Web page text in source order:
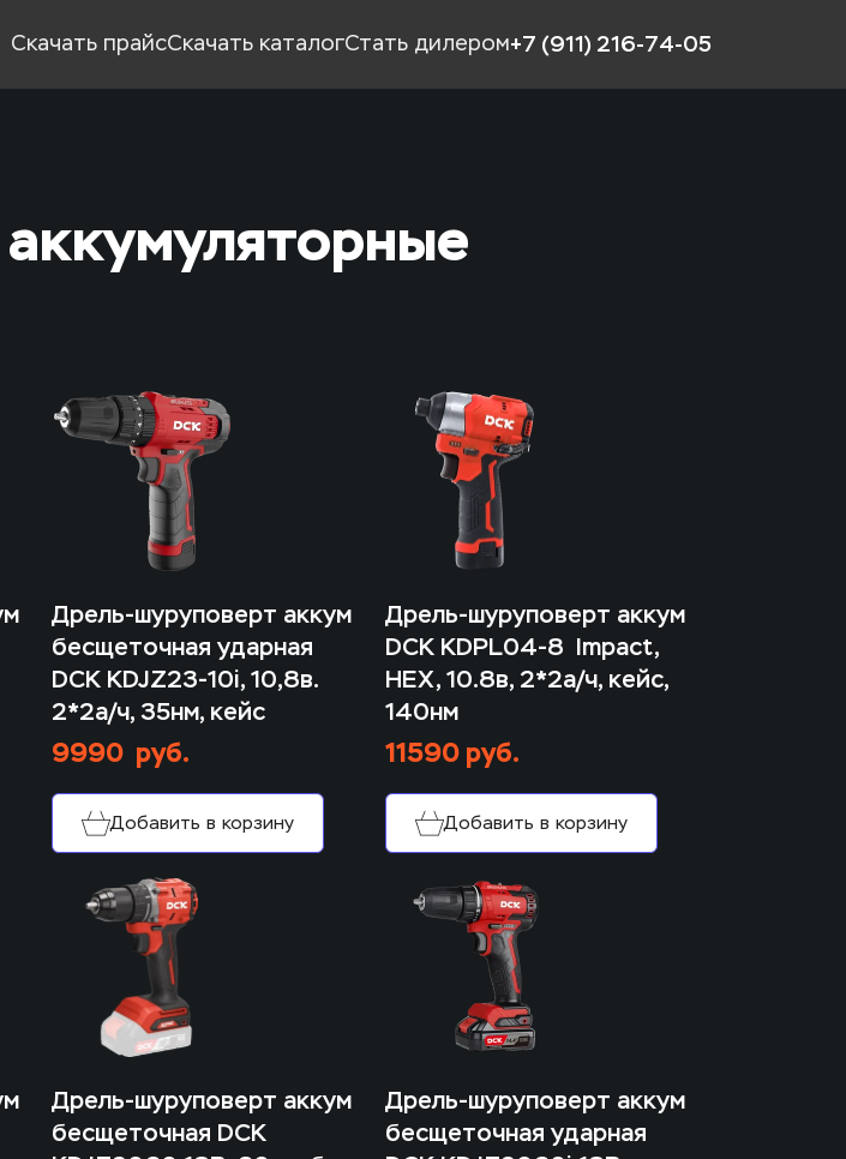
Скачать прайсСкачать каталогСтать дилером+7 (911) 216-74-05
Дрель-шуруповерт аккум
бесщеточная ударная
DCK KDJZ23-10i, 10,8в.
2*2а/ч, 35нм, кейс
9990  руб.
Добавить в корзину
Дрель-шуруповерт аккум
DCK KDPL04-8  Impact,
HEX, 10.8в, 2*2а/ч, кейс,
140нм
11590 руб.
Добавить в корзину
Дрель-шуруповерт аккум
бесщеточная DCK
Дрель-шуруповерт аккум
бесщеточная ударная